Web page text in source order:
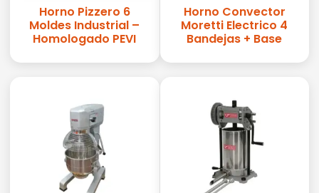
Horno Pizzero 6
Moldes Industrial –
Homologado PEVI
Horno Convector
Moretti Electrico 4
Bandejas + Base